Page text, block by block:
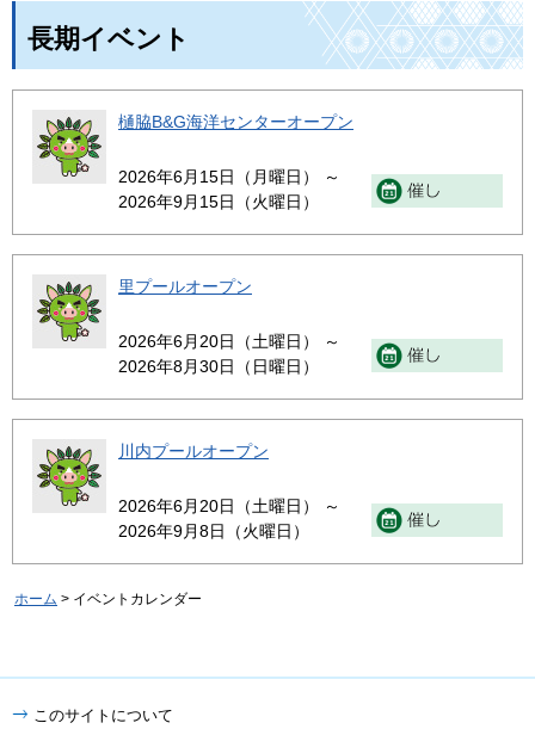
長期イベント
樋脇B&G海洋センターオープン
2026年6月15日（月曜日） ～
2026年9月15日（火曜日）
里プールオープン
2026年6月20日（土曜日） ～
2026年8月30日（日曜日）
川内プールオープン
2026年6月20日（土曜日） ～
2026年9月8日（火曜日）
ホーム > イベントカレンダー
このサイトについて